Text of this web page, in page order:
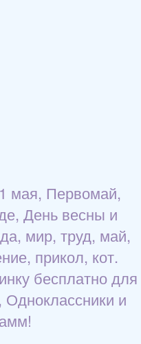
мая, Первомай,
День весны и
мир, труд, май,
прикол, кот.
бесплатно для
и